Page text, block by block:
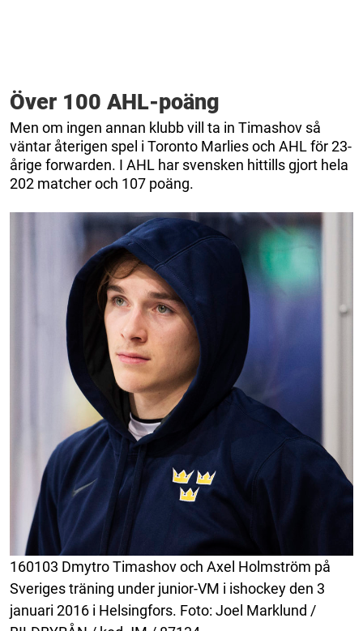
Över 100 AHL-poäng
Men om ingen annan klubb vill ta in Timashov så
väntar återigen spel i Toronto Marlies och AHL för 23-
årige forwarden. I AHL har svensken hittills gjort hela
202 matcher och 107 poäng.
160103 Dmytro Timashov och Axel Holmström på
Sveriges träning under junior-VM i ishockey den 3
januari 2016 i Helsingfors. Foto: Joel Marklund /